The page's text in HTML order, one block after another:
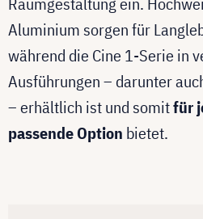
Aluminium sorgen für
während die Cine 1-Serie in
Ausführungen – darunter
– erhältlich ist und somitfür
passende Option bietet.